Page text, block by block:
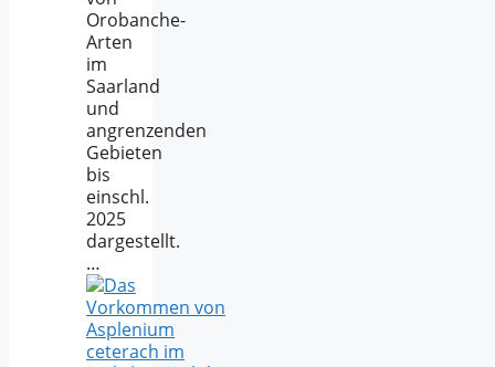
Orobanche-
Arten
im
Saarland
und
angrenzenden
Gebieten
bis
einschl.
2025
dargestellt.
…